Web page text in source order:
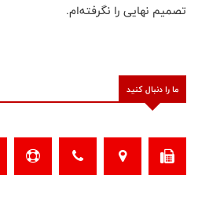
تصمیم نهایی را نگرفته‌ام.
ما را دنبال کنید